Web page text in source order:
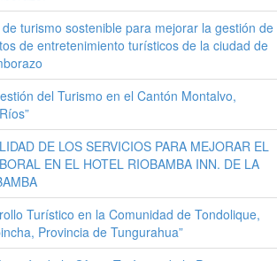
turismo sostenible para mejorar la gestión de
de entretenimiento turísticos de la ciudad de
del Turismo en el Cantón Montalvo,
DE LOS SERVICIOS PARA MEJORAR EL
EN EL HOTEL RIOBAMBA INN. DE LA
Turístico en la Comunidad de Tondolique,
Provincia de Tungurahua”